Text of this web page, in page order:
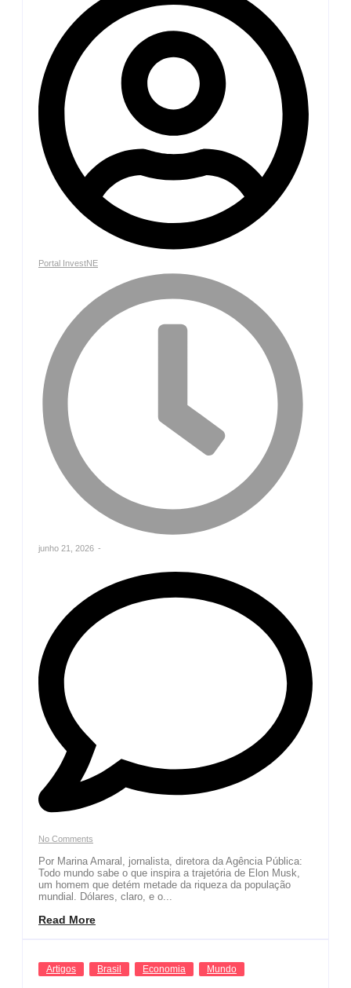
Portal InvestNE
junho 21, 2026 -
No Comments
Por Marina Amaral, jornalista, diretora da Agência Pública:
Todo mundo sabe o que inspira a trajetória de Elon Musk,
um homem que detém metade da riqueza da população
mundial. Dólares, claro, e o...
Read More
Artigos Brasil Economia Mundo